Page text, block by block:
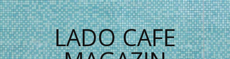
LADO CAFE